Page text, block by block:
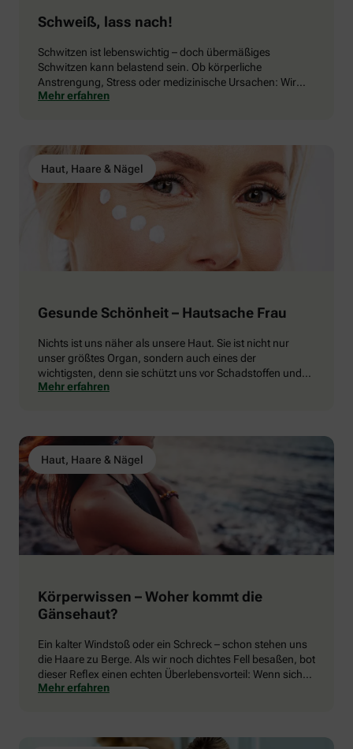
Schweiß, lass nach!
Schwitzen ist lebenswichtig – doch übermäßiges
Schwitzen kann belastend sein. Ob körperliche
Anstrengung, Stress oder medizinische Ursachen: Wir
erklären, warum wir schwitzen, was normal ist und was
Mehr erfahren
Haut, Haare & Nägel
Gesunde Schönheit – Hautsache Frau
Nichts ist uns näher als unsere Haut. Sie ist nicht nur
unser größtes Organ, sondern auch eines der
wichtigsten, denn sie schützt uns vor Schadstoffen und
Bakterien. Deshalb lohnt es sich, sie zu hegen und zu
Mehr erfahren
Haut, Haare & Nägel
Körperwissen – Woher kommt die
Gänsehaut?
Ein kalter Windstoß oder ein Schreck – schon stehen uns
die Haare zu Berge. Als wir noch dichtes Fell besaßen, bot
dieser Reflex einen echten Überlebensvorteil: Wenn sich
die Haare bei Kälte aufrichteten, wurde Luft in ihren
Mehr erfahren